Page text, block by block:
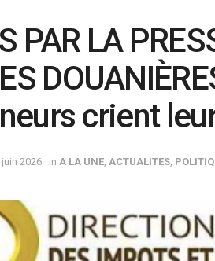
PAR LA
crient
juin 2026 in A LA UNE ACTUALITES